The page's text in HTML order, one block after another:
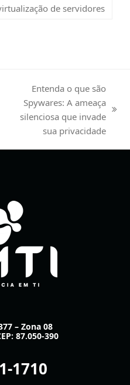
de servidores
next
Entenda o que são
Spywares: A ameaça
silenciosa que invade
sua privacidade
– Zona 08
87.050-390
1710